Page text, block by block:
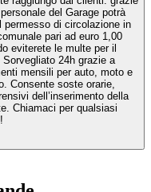
del Garage potrà
di circolazione in
pari ad euro 1,00
eviterete le multe per il
24h grazie a
mensili per auto, moto e
Consente soste orarie,
dell’inserimento della
Chiamaci per qualsiasi